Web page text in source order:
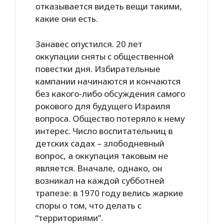
отказывается видеть вещи такими,
какие они есть.
Занавес опустился. 20 лет
оккупации сняты с общественной
повестки дня. Избирательные
кампании начинаются и кончаются
без какого-либо обсуждения самого
рокового для будущего Израиля
вопроса. Общество потеряло к нему
интерес. Число воспитательниц в
детских садах – злободневный
вопрос, а оккупация таковым не
является. Вначале, однако, он
возникал на каждой субботней
трапезе: в 1970 году велись жаркие
споры о том, что делать с
“территориями”.